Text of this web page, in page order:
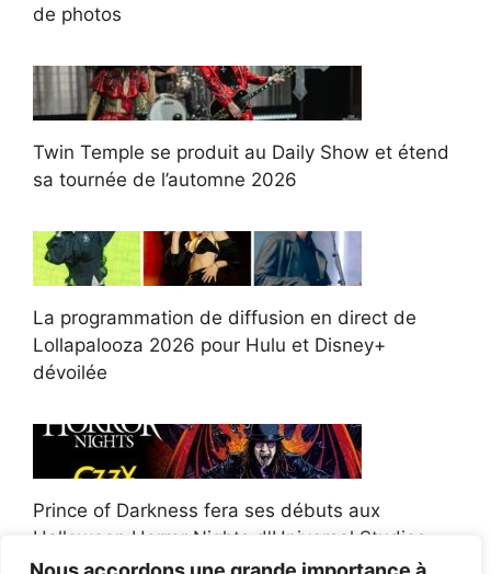
de photos
Twin Temple se produit au Daily Show et étend
sa tournée de l’automne 2026
La programmation de diffusion en direct de
Lollapalooza 2026 pour Hulu et Disney+
dévoilée
Prince of Darkness fera ses débuts aux
Halloween Horror Nights d'Universal Studios